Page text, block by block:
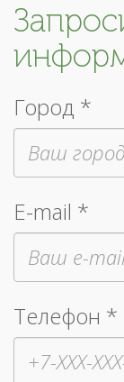
Город *
E-mail *
Телефон *